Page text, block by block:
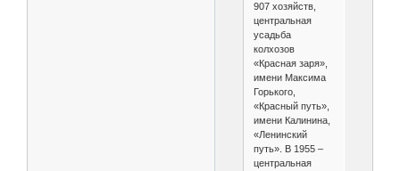
907 хозяйств,
центральная
усадьба
колхозов
«Красная заря»,
имени Максима
Горького,
«Красный путь»,
имени Калинина,
«Ленинский
путь». В 1955 –
центральная